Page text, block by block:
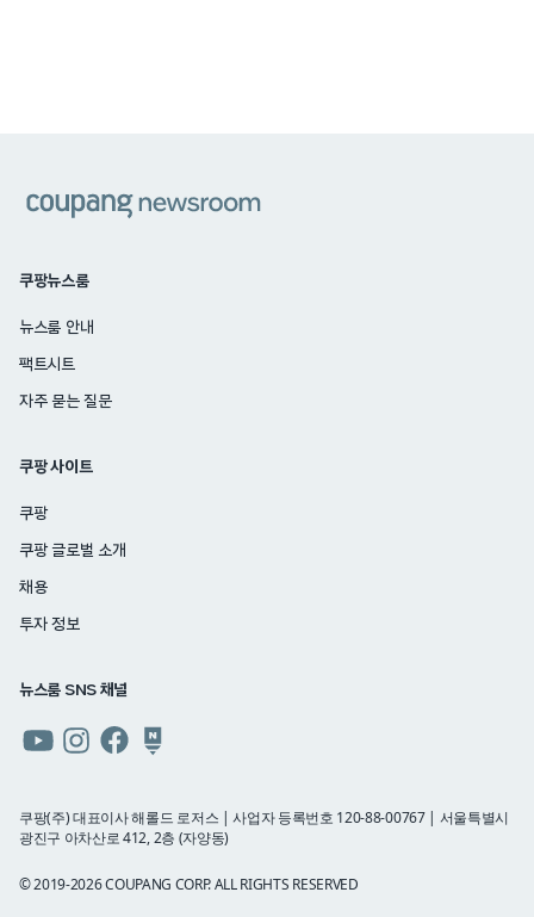
쿠팡뉴스룸
뉴스룸 안내
팩트시트
자주 묻는 질문
쿠팡 사이트
쿠팡
쿠팡 글로벌 소개
채용
투자 정보
뉴스룸 SNS 채널
유튜브인스타그램
페이스북네이버
블로그
쿠팡(주) 대표이사 해롤드 로저스 | 사업자 등록번호 120-88-00767 | 서울특별시
광진구 아차산로 412, 2층 (자양동)
© 2019-2026 COUPANG CORP. ALL RIGHTS RESERVED